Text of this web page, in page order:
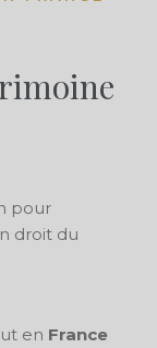
pour
droit du
en France